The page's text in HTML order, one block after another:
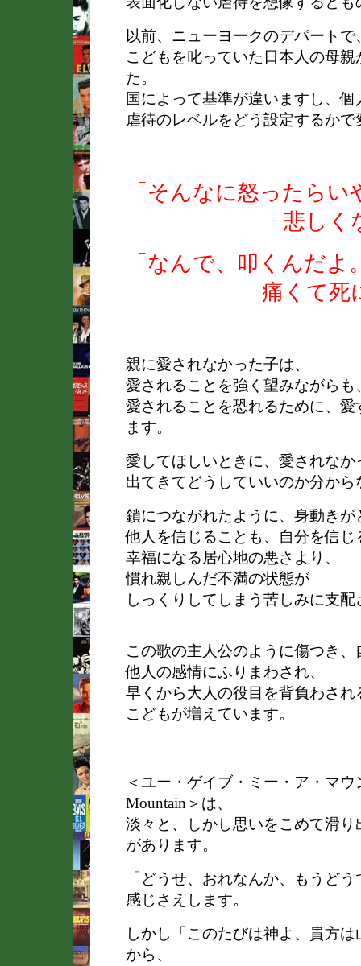
以前、ニューヨークのデパートで
こどもを叱っていた日本人の母
た。
国によって基準が違いますし、
虐待のレベルをどう設定するかで
「そんなに怒ったらい
悲しくなっ
「なんで、叩くんだよ
痛くて死にそ
親に愛されなかった子は、
愛されることを強く望みながらも
愛されることを恐れるために、
ます。
愛してほしいときに、愛されなか
出てきてどうしていいのか分か
鎖につながれたように、身動き
他人を信じることも、自分を信
幸福になる居心地の悪さより、
慣れ親しんだ不満の状態が
しっくりしてしまう苦しみに支配
この歌の主人公のように傷つき
他人の感情にふりまわされ、
早くから大人の役目を背負わされ
こどもが増えています。
＜ユー・ゲイブ・ミー・ア・マウ
Mountain＞は、
淡々と、しかし思いをこめて滑
があります。
「どうせ、おれなんか、もうど
感じさえします。
しかし「このたびは神よ、貴方
から、